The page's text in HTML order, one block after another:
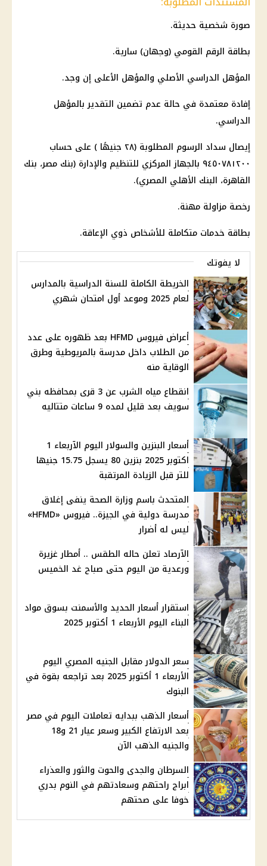
صورة شخصية حديثة.
بطاقة الرقم القومي (وجهان) سارية.
المؤهل الدراسي الأصلي والمؤهل الأعلى إن وجد.
إفادة معتمدة في حالة عدم تضمين التقدير بالمؤهل
الدراسي.
إيصال سداد الرسوم المطلوبة (٢٨ جنيهًا ) على حساب
٩٤٥٠٧٨١٢٠٠ بالجهاز المركزي للتنظيم والإدارة (بنك مصر، بنك
القاهرة، البنك الأهلي المصري).
رخصة مزاولة مهنة.
بطاقة خدمات متكاملة للأشخاص ذوي الإعاقة.
لا يفوتك
الخريطة الكاملة للسنة الدراسية بالمدارس
لعام 2025 وموعد أول امتحان شهري
أعراض فيروس HFMD بعد ظهوره على عدد
من الطلاب داخل مدرسة بالمريوطية وطرق
الوقاية منه
انقطاع مياه الشرب عن 3 قرى بمحافظه بني
سويف بعد قليل لمده 9 ساعات متتاليه
أسعار البنزين والسولار اليوم الآربعاء 1
اكتوبر 2025 بنزين 80 يسجل 15.75 جنيها
للتر قبل الزيادة المرتقبة
المتحدث باسم وزارة الصحة ينفى إغلاق
مدرسة دولية في الجيزة.. فيروس «HFMD»
ليس له أضرار
الآرصاد تعلن حاله الطقس .. أمطار غزيرة
ورعدية من اليوم حتى صباح غد الخميس
استقرار أسعار الحديد والأسمنت بسوق مواد
البناء اليوم الأربعاء 1 أكتوبر 2025
سعر الدولار مقابل الجنيه المصري اليوم
الأربعاء 1 أكتوبر 2025 بعد تراجعه بقوة في
البنوك
أسعار الذهب ببدايه تعاملات اليوم في مصر
بعد الارتفاع الكبير وسعر عيار 21 و18
والجنيه الذهب الآن
السرطان والجدى والحوت والثور والعذراء
ابراج راحتهم وسعادتهم في النوم بدري
خوفا على صحتهم